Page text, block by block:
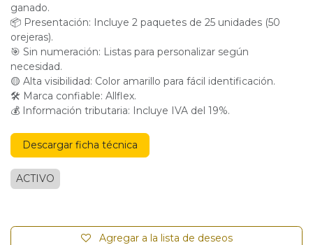
ganado.
📦 Presentación: Incluye 2 paquetes de 25 unidades (50
orejeras).
🎯 Sin numeración: Listas para personalizar según
necesidad.
🟡 Alta visibilidad: Color amarillo para fácil identificación.
🛠 Marca confiable: Allflex.
💰 Información tributaria: Incluye IVA del 19%.
Descargar ficha técnica
ACTIVO
Agregar a la lista de deseos